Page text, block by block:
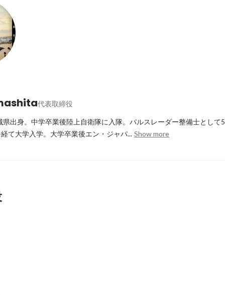
代表取締役
県出身。中学卒業後陸上自衛隊に入隊。パルスレーダー整備士として
て大学入学。大学卒業後エン・ジャパ... Show more